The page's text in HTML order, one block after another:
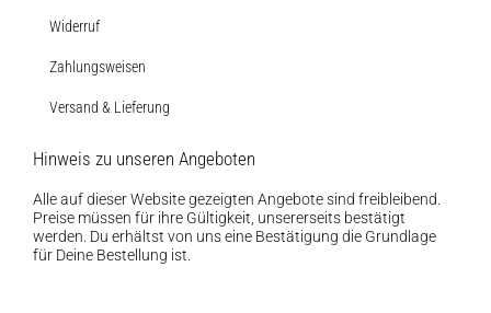
Widerruf
Zahlungsweisen
Versand & Lieferung
Hinweis zu unseren Angeboten
Alle auf dieser Website gezeigten Angebote sind freibleibend.
Preise müssen für ihre Gültigkeit, unsererseits bestätigt
werden. Du erhältst von uns eine Bestätigung die Grundlage
für Deine Bestellung ist.